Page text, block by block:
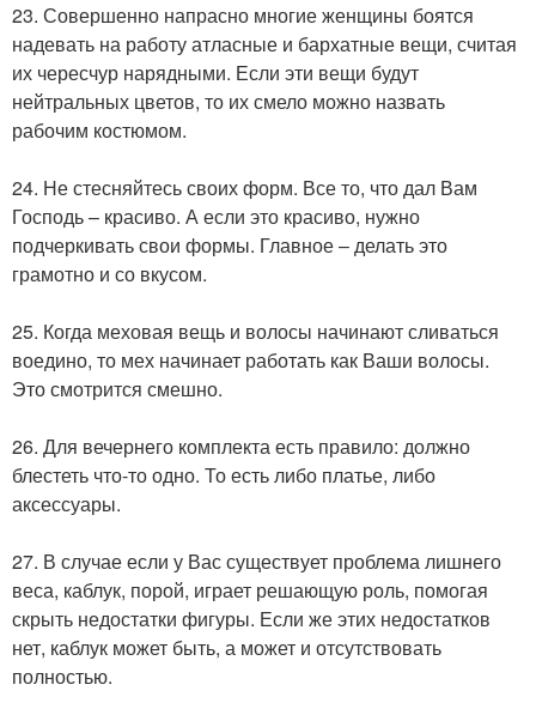
23. Совершенно напрасно многие женщины боятся
надевать на работу атласные и бархатные вещи, считая
их чересчур нарядными. Если эти вещи будут
нейтральных цветов, то их смело можно назвать
рабочим костюмом.
24. Не стесняйтесь своих форм. Все то, что дал Вам
Господь – красиво. А если это красиво, нужно
подчеркивать свои формы. Главное – делать это
грамотно и со вкусом.
25. Когда меховая вещь и волосы начинают сливаться
воедино, то мех начинает работать как Ваши волосы.
Это смотрится смешно.
26. Для вечернего комплекта есть правило: должно
блестеть что-то одно. То есть либо платье, либо
аксессуары.
27. В случае если у Вас существует проблема лишнего
веса, каблук, порой, играет решающую роль, помогая
скрыть недостатки фигуры. Если же этих недостатков
нет, каблук может быть, а может и отсутствовать
полностью.